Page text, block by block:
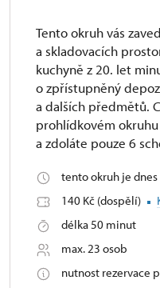
Tento okruh vás
a skladovacích
kuchyně z 20. let
o zpřístupněný
a dalších předmětů.
prohlídkovém
a zdoláte pouze 6
tento okruh je
140 Kč (dospělí)
délka 50 minut
max. 23 osob
nutnost rezervace